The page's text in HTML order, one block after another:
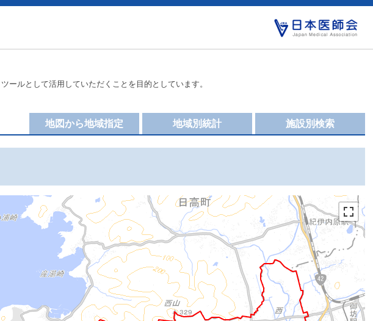
ールとして活用していただくことを目的としています。
施設別検索
地域別統計
地図から地域指定